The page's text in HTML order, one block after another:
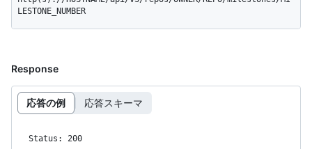
LESTONE_NUMBER
Response
応答の例 応答スキーマ
Status: 200